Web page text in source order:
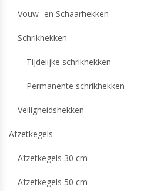
Vouw- en Schaarhekken
Schrikhekken
Tijdelijke schrikhekken
Permanente schrikhekken
Veiligheidshekken
Afzetkegels
Afzetkegels 30 cm
Afzetkegels 50 cm